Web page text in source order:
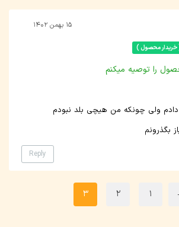
خریدار محصول )
۱۵ بهمن ۱۴۰۲
Reply
را توصیه میکنم
ولی چونکه من هیچی بلد نبودم
بگذرونم
1
2
3